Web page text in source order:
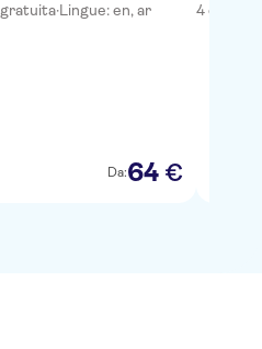
gratuita·Lingue: en, ar
Da:64 €
4 ore